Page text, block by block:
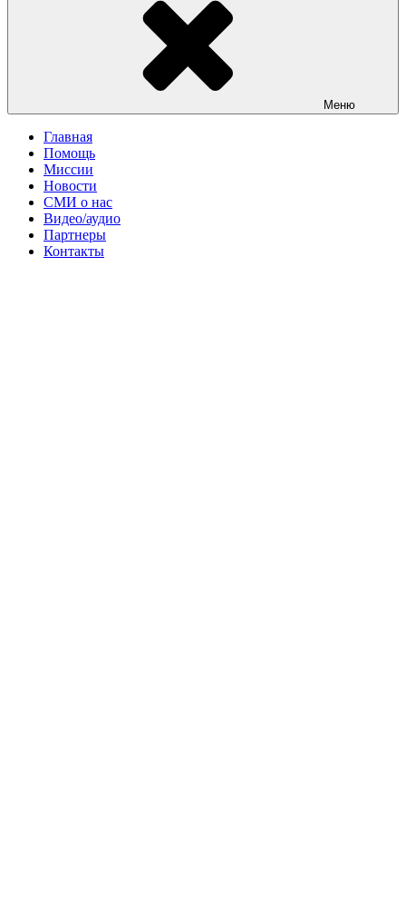
Меню
Главная
Помощь
Миссии
Новости
СМИ о нас
Видео/аудио
Партнеры
Контакты